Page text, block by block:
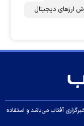
ارزهای دیجیتال
آفتاب می‌باشد و استفاده